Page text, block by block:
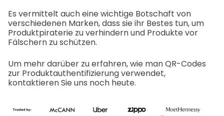
Es vermittelt auch eine wichtige Botschaft von
verschiedenen Marken, dass sie ihr Bestes tun, um
Produktpiraterie zu verhindern und Produkte vor
Fälschern zu schützen.
Um mehr darüber zu erfahren, wie man QR-Codes
zur Produktauthentifizierung verwendet,
kontaktieren Sie uns noch heute.